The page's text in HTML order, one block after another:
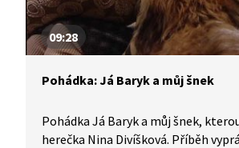
09:28
Pohádka: Já Baryk a můj šnek
Pohádka Já Baryk a můj šnek,
herečka Nina Divíšková. Příběh